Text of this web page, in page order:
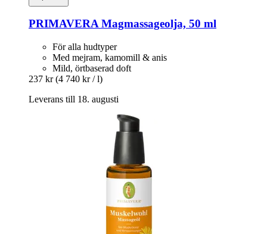
PRIMAVERAMagmassageolja, 50 ml
För alla hudtyper
Med mejram, kamomill & anis
Mild, örtbaserad doft
237 kr (4 740 kr / l)
Leverans till 18. augusti